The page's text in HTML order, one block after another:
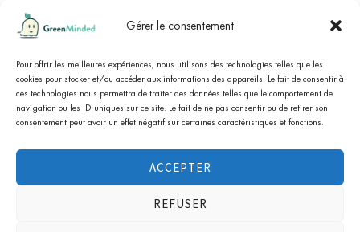
Gérer le consentement
Pour offrir les meilleures expériences, nous utilisons des technologies telles que les
cookies pour stocker et/ou accéder aux informations des appareils. Le fait de consentir à
ces technologies nous permettra de traiter des données telles que le comportement de
navigation ou les ID uniques sur ce site. Le fait de ne pas consentir ou de retirer son
consentement peut avoir un effet négatif sur certaines caractéristiques et fonctions.
ACCEPTER
REFUSER
afficher l'attestation.
Tous les prix sont T.T.C, T.V.A non-applicable, art. 293-B
bénéfices sont utilisés pour les actions de sensibilisation
de l’association loi 1901 GreenMinded. Copyright ©